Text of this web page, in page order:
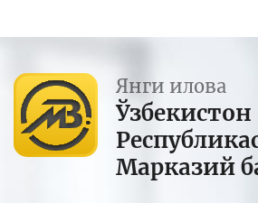
Янги илова
Ўзбекистон
Марказий